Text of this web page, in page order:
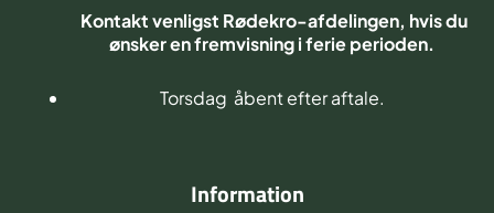
Kontakt venligst Rødekro-afdelingen, hvis du
ønsker en fremvisning i ferie perioden.
Torsdag åbent efter aftale.
Information